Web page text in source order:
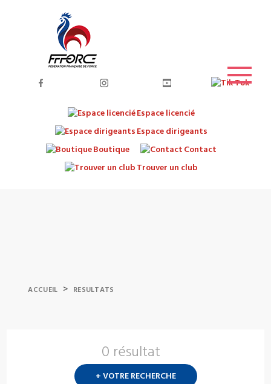
Espace licencié
Espace dirigeants
Boutique
Contact
Trouver un club
ACCUEIL > RESULTATS
0 résultat
+ VOTRE RECHERCHE